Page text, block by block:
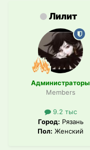
Лилит
Администраторы
Members
9.2 тыс
Город: Рязань
Пол: Женский